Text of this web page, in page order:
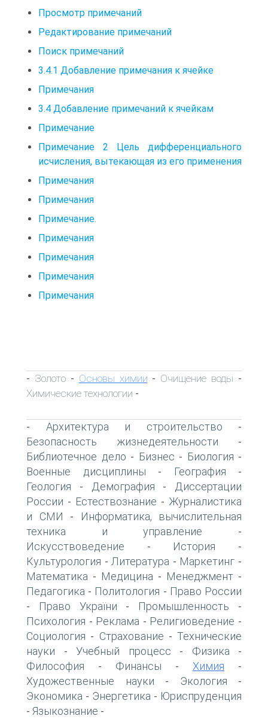
Просмотр примечаний
Редактирование примечаний
Поиск примечаний
3.4.1 Добавление примечания к ячейке
Примечания
3.4 Добавление примечаний к ячейкам
Примечание
Примечание 2 Цель дифференциального
исчисления, вытекающая из его применения
Примечания
Примечания
Примечание.
Примечания
Примечания
Примечания
Примечания
- Золото- Основы химии - Очищение воды -
Химические технологии -
- Архитектура и строительство -
Безопасность жизнедеятельности -
Библиотечное дело - Бизнес - Биология -
Военные дисциплины - География -
Геология - Демография -
Диссертации
России - Естествознание - Журналистика
и СМИ -
Информатика, вычислительная
техника и управление -
Искусствоведение - История -
Культурология - Литература - Маркетинг -
Математика - Медицина - Менеджмент -
Педагогика - Политология - Право России
- Право України - Промышленность -
Психология - Реклама - Религиоведение -
Социология - Страхование - Технические
науки - Учебный процесс - Физика -
Философия - Финансы - Химия -
Художественные науки - Экология -
Экономика - Энергетика - Юриспруденция
- Языкознание -